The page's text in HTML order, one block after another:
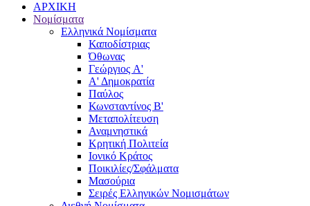
ΑΡΧΙΚΗ
Νομίσματα
Ελληνικά Νομίσματα
Καποδίστριας
Όθωνας
Γεώργιος A'
Α' Δημοκρατία
Παύλος
Κωνσταντίνος Β'
Μεταπολίτευση
Αναμνηστικά
Κρητική Πολιτεία
Ιονικό Κράτος
Ποικιλίες/Σφάλματα
Μασούρια
Σειρές Ελληνικών Νομισμάτων